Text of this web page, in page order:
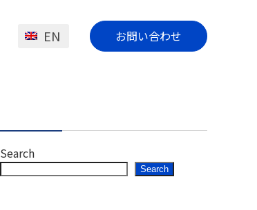
EN お問い合わせ
Search
Search